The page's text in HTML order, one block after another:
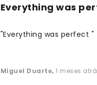
Everything was
"Everything was perfect "
Miguel Duarte, 1 meses